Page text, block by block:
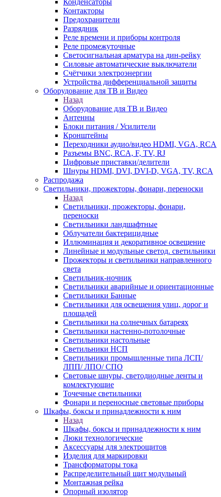
Конденсаторы
Контакторы
Предохранители
Разрядник
Реле времени и приборы контроля
Реле промежуточные
Светосигнальная арматура на дин-рейку
Силовые автоматические выключатели
Счётчики электроэнергии
Устройства дифференциальной защиты
Оборудование для ТВ и Видео
Назад
Оборудование для ТВ и Видео
Антенны
Блоки питания / Усилители
Кронштейны
Переходники аудио/видео HDMI, VGA, RCA
Разъемы BNС, RCA, F, TV, RJ
Цифровые приставки/делители
Шнуры HDMI, DVI, DVI-D, VGA, TV, RCA
Распродажа
Светильники, прожекторы, фонари, переноски
Назад
Светильники, прожекторы, фонари,
переноски
Светильники ландшафтные
Облучатели бактерицидные
Иллюминация и декоративное освещение
Линейные и модульные светод. светильники
Прожекторы и светильники направленного
света
Светильник-ночник
Светильники аварийные и ориентационные
Светильники Банные
Светильники для освещения улиц, дорог и
площадей
Светильники на солнечных батареях
Светильники настенно-потолочные
Светильники настольные
Светильники НСП
Светильники промышленные типа ЛСП/
ЛПП/ ЛПО/ СПО
Световые шнуры, светодиодные ленты и
комлектующие
Точечные светильники
Фонари и переносные световые приборы
Шкафы, боксы и принадлежности к ним
Назад
Шкафы, боксы и принадлежности к ним
Люки технологические
Аксессуары для электрощитов
Изделия для маркировки
Трансформаторы тока
Распределительный щит модульный
Монтажная рейка
Опорный изолятор